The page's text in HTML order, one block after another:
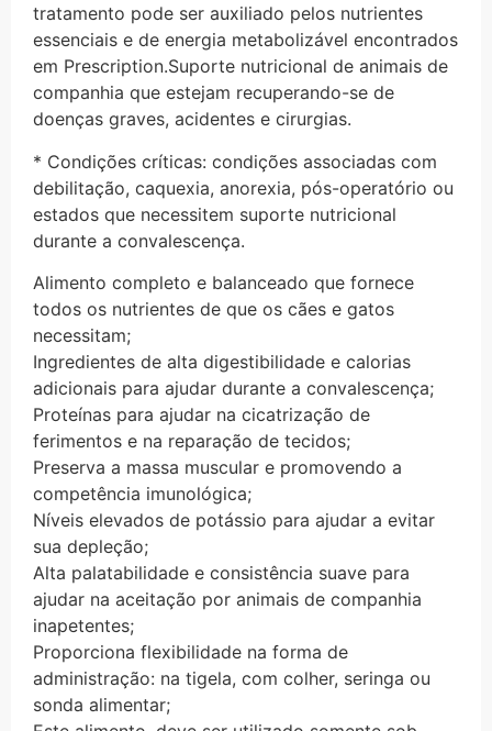
tratamento pode ser auxiliado pelos nutrientes
essenciais e de energia metabolizável encontrados
em Prescription.Suporte nutricional de animais de
companhia que estejam recuperando-se de
doenças graves, acidentes e cirurgias.
* Condições críticas: condições associadas com
debilitação, caquexia, anorexia, pós-operatório ou
estados que necessitem suporte nutricional
durante a convalescença.
Alimento completo e balanceado que fornece
todos os nutrientes de que os cães e gatos
necessitam;
Ingredientes de alta digestibilidade e calorias
adicionais para ajudar durante a convalescença;
Proteínas para ajudar na cicatrização de
ferimentos e na reparação de tecidos;
Preserva a massa muscular e promovendo a
competência imunológica;
Níveis elevados de potássio para ajudar a evitar
sua depleção;
Alta palatabilidade e consistência suave para
ajudar na aceitação por animais de companhia
inapetentes;
Proporciona flexibilidade na forma de
administração: na tigela, com colher, seringa ou
sonda alimentar;